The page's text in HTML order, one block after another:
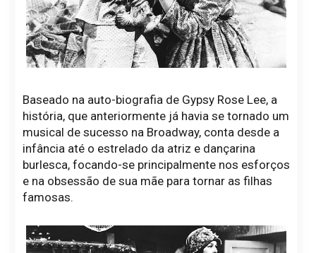
Baseado na auto-biografia de Gypsy Rose Lee, a
história, que anteriormente já havia se tornado um
musical de sucesso na Broadway, conta desde a
infância até o estrelado da atriz e dançarina
burlesca, focando-se principalmente nos esforços
e na obsessão de sua mãe para tornar as filhas
famosas.